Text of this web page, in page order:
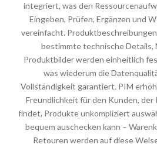
integriert, was den
Eingeben, Prüfen, Ergänzen und
vereinfacht.
bestimmte technische Details,
Produktbilder werden einheitlich
was wiederum die
Vollständigkeit garantiert. PIM
Freundlichkeit für den Kunden,
findet, Produkte unkompliziert
bequem auschecken kann –
Retouren werden auf diese